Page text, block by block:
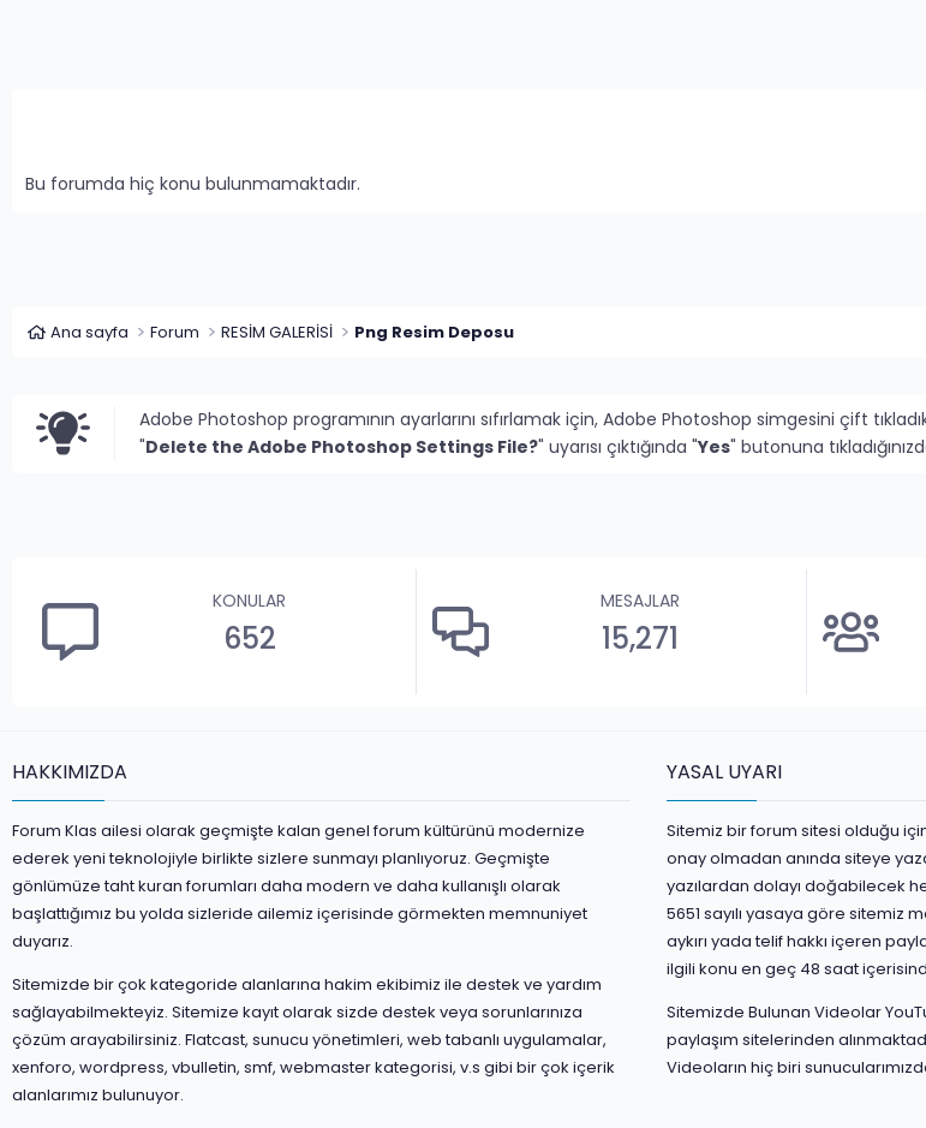
Bu forumda hiç konu bulunmamaktadır.
Ana sayfa Forum RESİM GALERİSİ Png Resim Deposu
Adobe Photoshop programının ayarlarını sıfırlamak için, Adobe Photoshop simgesini çift
"Delete the Adobe Photoshop Settings File?" uyarısı çıktığında "Yes" butonuna
KONULAR
652
MESAJLAR
15,271
HAKKIMIZDA
Forum Klas ailesi olarak geçmişte kalan genel forum kültürünü modernize
ederek yeni teknolojiyle birlikte sizlere sunmayı planlıyoruz. Geçmişte
gönlümüze taht kuran forumları daha modern ve daha kullanışlı olarak
başlattığımız bu yolda sizleride ailemiz içerisinde görmekten memnuniyet
duyarız.
Sitemizde bir çok kategoride alanlarına hakim ekibimiz ile destek ve yardım
sağlayabilmekteyiz. Sitemize kayıt olarak sizde destek veya sorunlarınıza
çözüm arayabilirsiniz. Flatcast, sunucu yönetimleri, web tabanlı uygulamalar,
xenforo, wordpress, vbulletin, smf, webmaster kategorisi, v.s gibi bir çok içerik
alanlarımız bulunuyor.
YASAL UYARI
Sitemiz bir forum sitesi olduğu
onay olmadan anında siteye
yazılardan dolayı doğabilecek
5651 sayılı yasaya göre sitemiz
aykırı yada telif hakkı içeren
ilgili konu en geç 48 saat
Sitemizde Bulunan Videolar
paylaşım sitelerinden
Videoların hiç biri